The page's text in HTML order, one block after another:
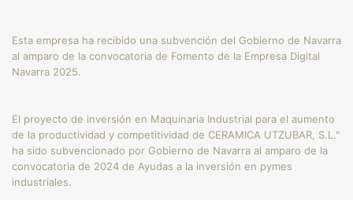
Esta empresa ha recibido una subvención del Gobierno de Navarra
al amparo de la convocatoria de Fomento de la Empresa Digital
Navarra 2025.
El proyecto de inversión en Maquinaria Industrial para el aumento
de la productividad y competitividad de CERAMICA UTZUBAR, S.L."
ha sido subvencionado por Gobierno de Navarra al amparo de la
convocatoria de 2024 de Ayudas a la inversión en pymes
industriales.